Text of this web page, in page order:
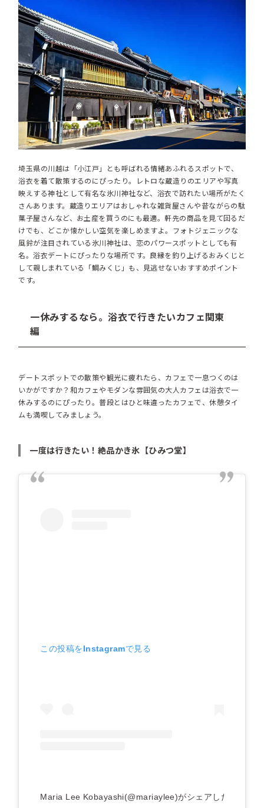
埼玉県の川越は「小江戸」とも呼ばれる情緒あふれるスポットで、
浴衣を着て散策するのにぴったり。レトロな蔵造りのエリアや写真
映えする神社として有名な氷川神社など、浴衣で訪れたい場所がたく
さんあります。蔵造りエリアはおしゃれな雑貨屋さんや昔ながらの駄
菓子屋さんなど、お土産を買うのにも最適。軒先の商品を見て回るだ
けでも、どこか懐かしい空気を楽しめますよ。フォトジェニックな
風鈴が注目されている氷川神社は、恋のパワースポットとしても有
名。浴衣デートにぴったりな場所です。良縁を釣り上げるおみくじと
して親しまれている「鯛みくじ」も、見逃せないおすすめポイント
です。
一休みするなら。浴衣で行きたいカフェ関東
編
デートスポットでの散策や観光に疲れたら、カフェで一息つくのは
いかがですか？和カフェやモダンな雰囲気の大人カフェは浴衣で一
休みするのにぴったり。普段とはひと味違ったカフェで、休憩タイ
ムも満喫してみましょう。
一度は行きたい！絶品かき氷【ひみつ堂】
この投稿をInstagramで見る
Maria Lee Kobayashi(@mariaylee)がシェアした投稿